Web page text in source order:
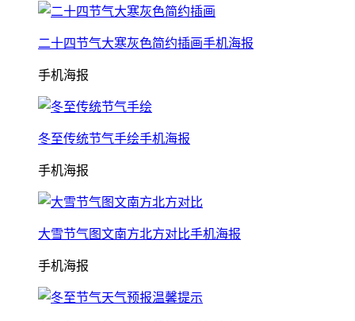
二十四节气大寒灰色简约插画手机海报
手机海报
冬至传统节气手绘手机海报
手机海报
大雪节气图文南方北方对比手机海报
手机海报